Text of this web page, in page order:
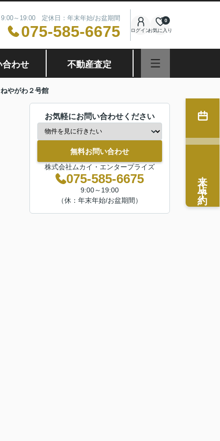
～19:00 定休日：年末年始/お盆期間
075-585-6675 ログインお気に入り
0
合わせ 不動産査定
やがわ２号館
お気軽にお問い合わせください
無料お問い合わせ
株式会社ムカイ・エンタープライズ
075-585-6675
9:00～19:00
（休：年末年始/お盆期間）
来店予約